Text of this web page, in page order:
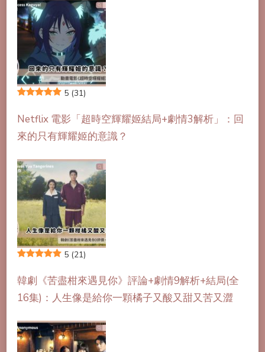
5 (31)
Netflix 電影「超時空輝耀姬結局+劇情3解析」：回
來的只有輝耀姬的意識？
5 (21)
韓劇《苦盡柑來遇見你》評論+劇情9解析+結局(全
16集)：人生像是給你一顆橘子又酸又甜又苦又澀